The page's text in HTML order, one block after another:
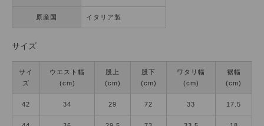
原産国 イタリア製
サイズ
サイ
ズ
ウエスト幅
(cm)
股上
(cm)
股下
(cm)
ワタリ幅
(cm)
裾幅
(cm)
42 34 29 72 33 17.5